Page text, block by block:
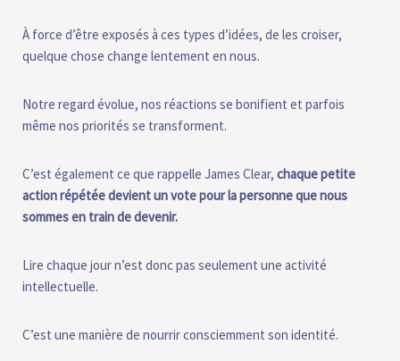
À force d’être exposés à ces types d’idées, de les croiser,
quelque chose change lentement en nous.
Notre regard évolue, nos réactions se bonifient et parfois
même nos priorités se transforment.
C’est également ce que rappelle James Clear, chaque petite
action répétée devient un vote pour la personne que nous
sommes en train de devenir.
Lire chaque jour n’est donc pas seulement une activité
intellectuelle.
C’est une manière de nourrir consciemment son identité.